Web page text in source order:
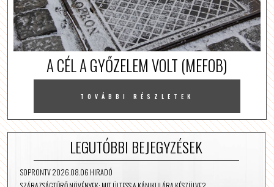
A CÉL A GYŐZELEM VOLT (MEFOB)
TOVÁBBI RÉSZLETEK
LEGUTÓBBI BEJEGYZÉSEK
SOPRONTV 2026.08.06 HIRADÓ